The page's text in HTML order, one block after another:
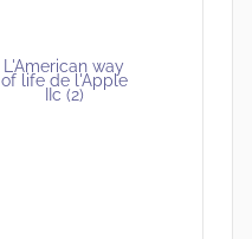
L'American way
of life de l'Apple
IIc (2)